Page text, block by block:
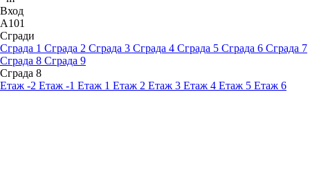
Вход
A101
Сгради
Сграда 1 Сграда 2 Сграда 3 Сграда 4 Сграда 5 Сграда 6 Сграда 7
Сграда 8 Сграда 9
Сграда 8
Етаж -2 Етаж -1 Етаж 1 Етаж 2 Етаж 3 Етаж 4 Етаж 5 Етаж 6